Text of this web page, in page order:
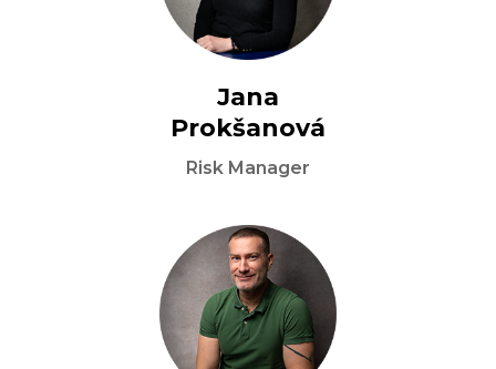
Jana
Prokšanová
Risk Manager